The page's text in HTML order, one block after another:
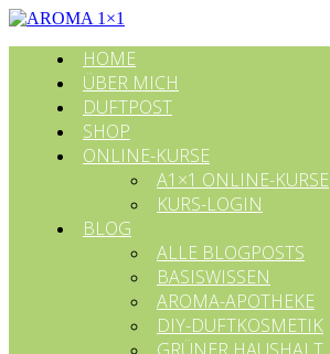
HOME
ÜBER MICH
DUFTPOST
SHOP
ONLINE-KURSE
A1×1 ONLINE-KURSE
KURS-LOGIN
BLOG
ALLE BLOGPOSTS
BASISWISSEN
AROMA-APOTHEKE
DIY-DUFTKOSMETIK